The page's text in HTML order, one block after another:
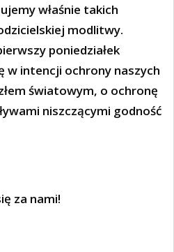
właśnie takich
modlitwy.
poniedziałek
w intencji ochrony naszych
światowym, o ochronę
niszczącymi godność
za nami!